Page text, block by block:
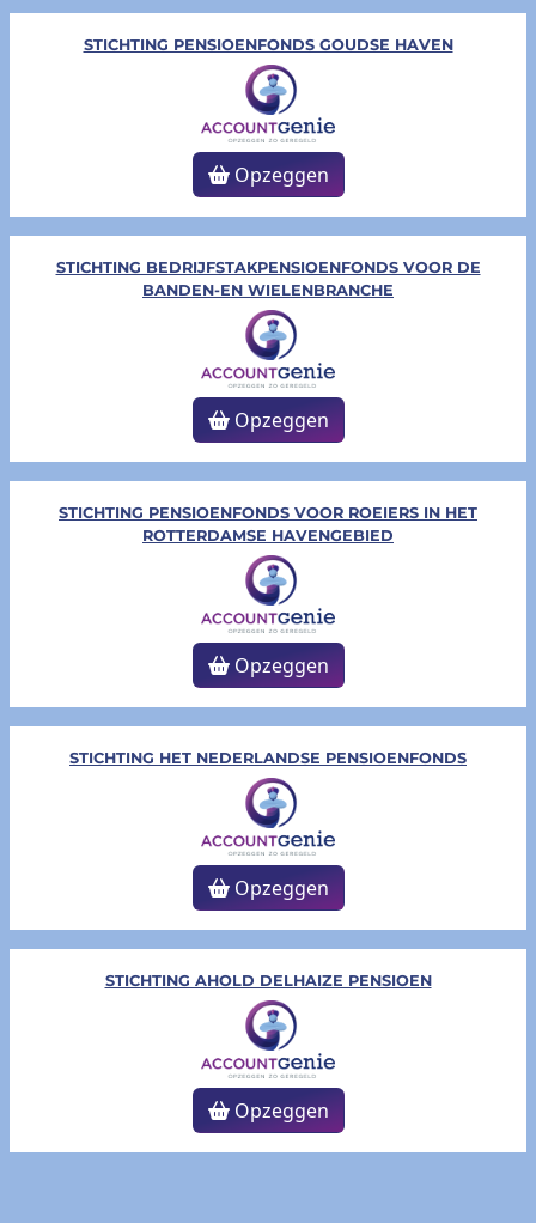
STICHTING PENSIOENFONDS GOUDSE HAVEN
Opzeggen
STICHTING BEDRIJFSTAKPENSIOENFONDS VOOR DE
BANDEN-EN WIELENBRANCHE
Opzeggen
STICHTING PENSIOENFONDS VOOR ROEIERS IN HET
ROTTERDAMSE HAVENGEBIED
Opzeggen
STICHTING HET NEDERLANDSE PENSIOENFONDS
Opzeggen
STICHTING AHOLD DELHAIZE PENSIOEN
Opzeggen